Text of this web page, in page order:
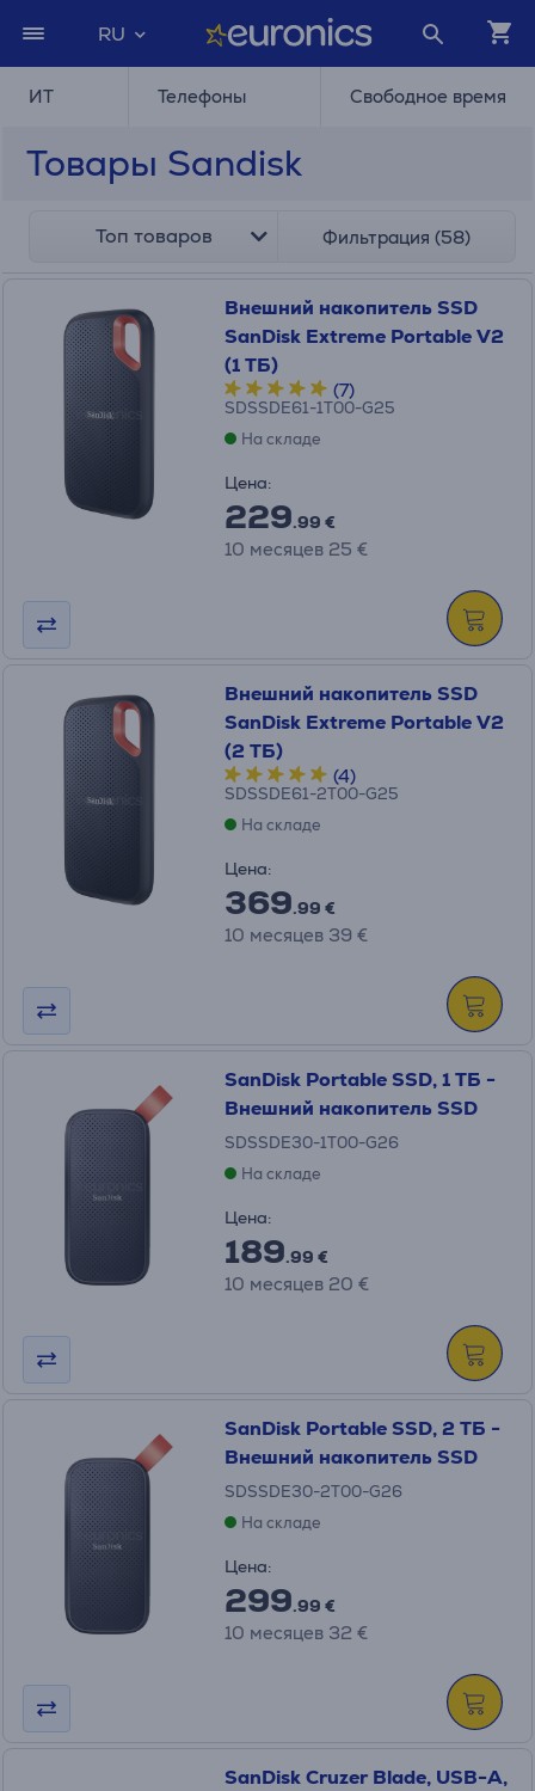
RU
ИТ Телефоны Свободное время
Товары Sandisk
Топ товаров Фильтрация (58)
Внешний накопитель SSD
SanDisk Extreme Portable V2
(1 ТБ)
(7)
SDSSDE61-1T00-G25
На складе
Цена:
229.99 €
10 месяцев 25 €
Внешний накопитель SSD
SanDisk Extreme Portable V2
(2 ТБ)
(4)
SDSSDE61-2T00-G25
На складе
Цена:
369.99 €
10 месяцев 39 €
SanDisk Portable SSD, 1 ТБ -
Внешний накопитель SSD
SDSSDE30-1T00-G26
На складе
Цена:
189.99 €
10 месяцев 20 €
SanDisk Portable SSD, 2 ТБ -
Внешний накопитель SSD
SDSSDE30-2T00-G26
На складе
Цена:
299.99 €
10 месяцев 32 €
SanDisk Cruzer Blade, USB-A,